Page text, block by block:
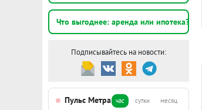
Что выгоднее: аренда или ипотека?
Подписывайтесь на новости:
Пульс Метра час сутки месяц